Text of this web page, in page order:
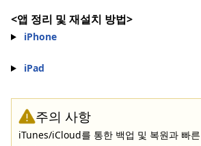
<앱 정리 및 재설치 방법>
iPhone
iPad
주의 사항
iTunes/iCloud를 통한 백업 및 복원과 빠